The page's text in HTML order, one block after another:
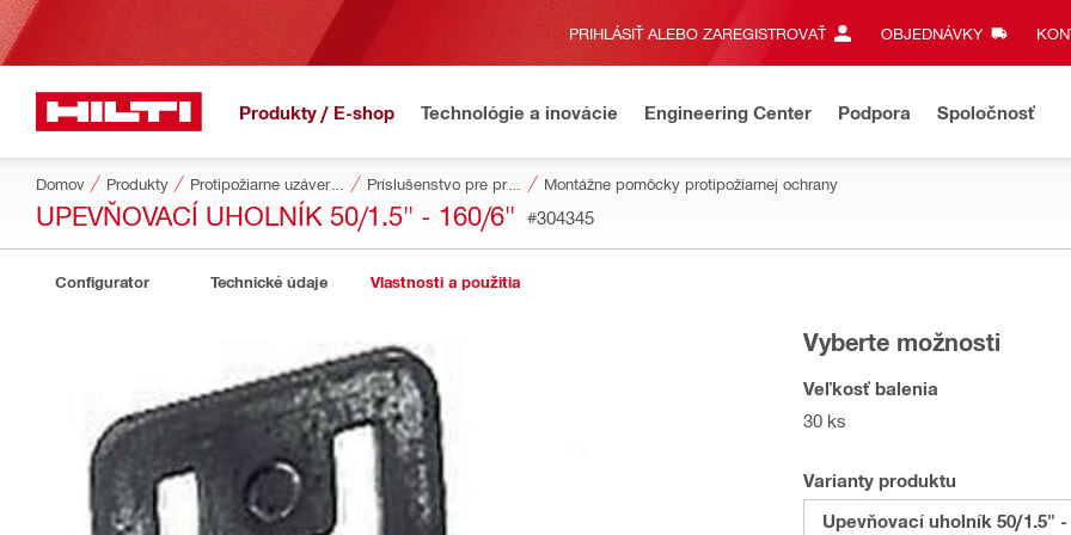
PRIHLÁSIŤ ALEBO ZAREGISTROVAŤ OBJEDNÁVKY
Produkty / E-shop Technológie a inovácie Engineering Center Podpora Spoločnosť
Domov Produkty Protipožiarne uzávery a ochrana Príslušenstvo pre protipožiarne prvky a ochranu Montážne pomôcky protipožiarnej ochrany
UPEVŇOVACÍ UHOLNÍK 50/1.5" - 160/6" #304345
Configurator Technické údaje Vlastnosti a použitia
Vyberte možnosti
Veľkosť balenia
30 ks
Varianty produktu
Upevňovací uholník 50/1.5" -